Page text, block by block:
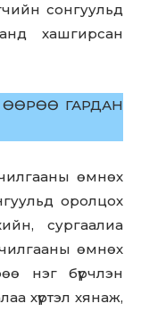
сонгуульд
хашгирсан
ГАРДАН
өмнөх
оролцох
сургаалиа
өмнөх
нэг бүрчлэн
хүртэл хянаж,